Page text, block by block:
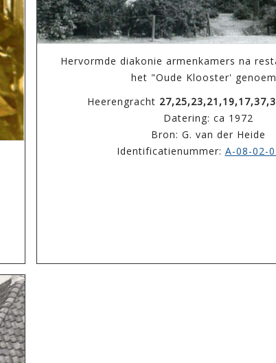
Hervormde diakonie armenkamers na
het "Oude Klooster'
Heerengracht
Datering: ca 1972
Bron: G. van der Heide
Identificatienummer: A-08-02-